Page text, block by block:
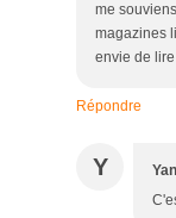
me
magazines
envie de
Répondre
Y Yan